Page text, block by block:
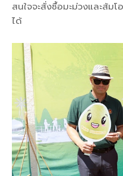
สนใจจะสั่งซื้อมะม่วงและส้ม
ได้